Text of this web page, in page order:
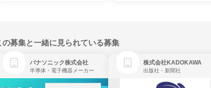
の募集と一緒に見られている募集
パナソニック株式会社
半導体・電子機器メーカー
株式会社KADOKAWA
出版社・新聞社